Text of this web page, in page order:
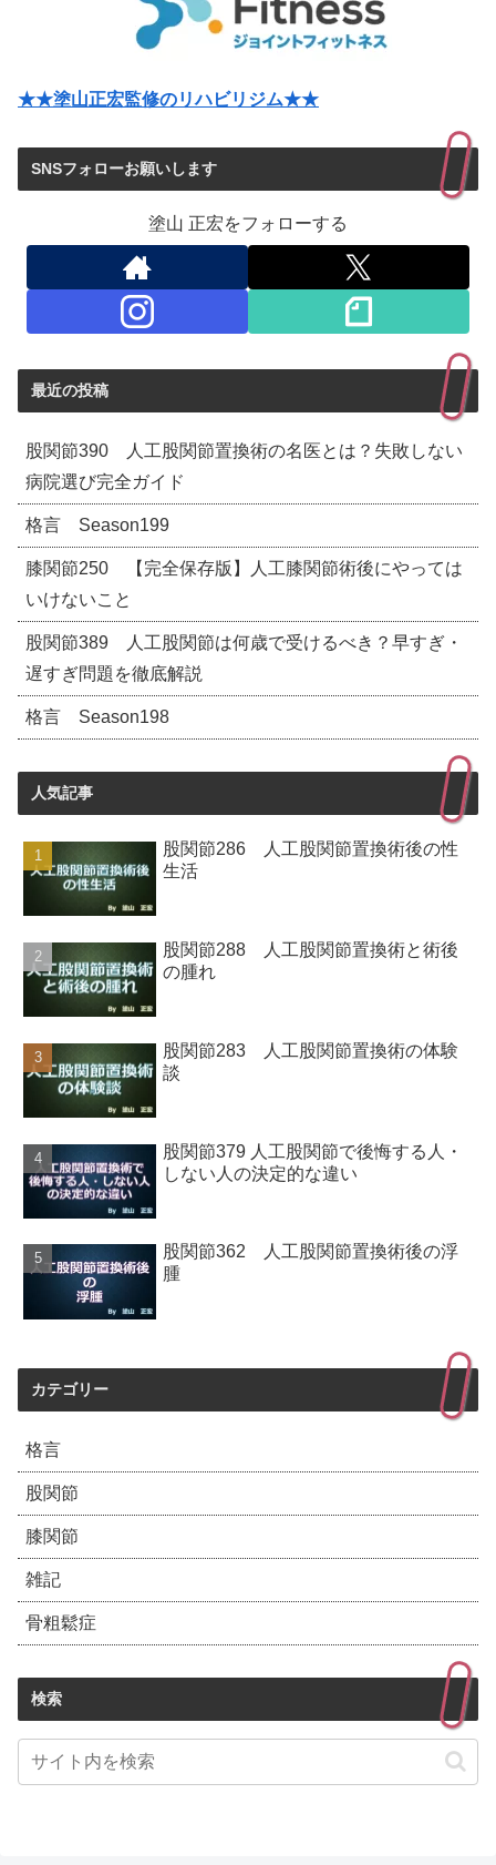
★★塗山正宏監修のリハビリジム★★
SNSフォローお願いします
塗山 正宏をフォローする
最近の投稿
股関節390 人工股関節置換術の名医とは？失敗しない
病院選び完全ガイド
格言 Season199
膝関節250 【完全保存版】人工膝関節術後にやっては
いけないこと
股関節389 人工股関節は何歳で受けるべき？早すぎ・
遅すぎ問題を徹底解説
格言 Season198
人気記事
股関節286 人工股関節置換術後の性
生活
股関節288 人工股関節置換術と術後
の腫れ
股関節283 人工股関節置換術の体験
談
股関節379 人工股関節で後悔する人・
しない人の決定的な違い
股関節362 人工股関節置換術後の浮
腫
カテゴリー
格言
股関節
膝関節
雑記
骨粗鬆症
検索